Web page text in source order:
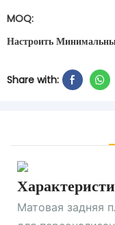
MOQ:
Настроить
Share with:
Матовая задняя